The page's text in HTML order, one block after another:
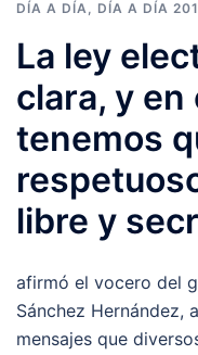
DÍA A DÍA, DÍA A DÍA
La ley
clara, y
tenemos
libre y
afirmó el vocero del
Sánchez Hernández,
mensajes que